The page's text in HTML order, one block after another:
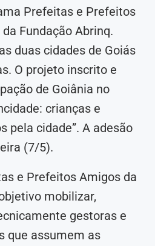
Prefeitas e Prefeitos
Fundação Abrinq.
duas cidades de Goiás
O projeto inscrito e
de Goiânia no
crianças e
pela cidade”. A adesão
(7/5).
e Prefeitos Amigos da
mobilizar,
gestoras e
que assumem as